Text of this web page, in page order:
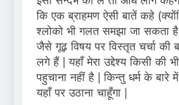
कि एक ब्राहमण ऐसी बातें कहे
श्लोको भी गलत समझा जा सकता
जैसे गूढ़ विषय पर विस्तृत चर्चा की
लगे हैं | यहाँ मेरा उद्देश्य किसी की
पहुचाना नहीं है | किन्तु धर्म के बारे
यहाँ पर उठाना चाहूँगा |